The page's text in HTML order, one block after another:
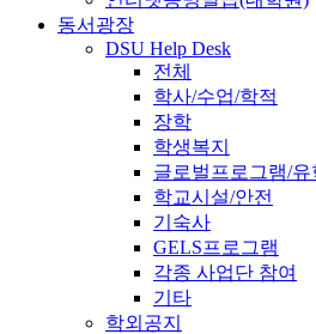
동서광장
DSU Help Desk
전체
학사/수업/학적
장학
학생복지
글로벌프로그램/유
학교시설/안전
기숙사
GELS프로그램
각종 사업단 참여
기타
학외공지